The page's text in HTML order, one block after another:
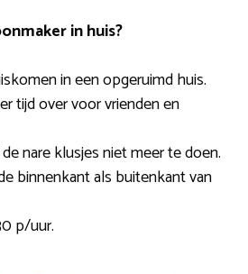
in huis?
in een opgeruimd huis.
tijd over voor vrienden en
nare klusjes niet meer te doen.
binnenkant als buitenkant van
p/uur.